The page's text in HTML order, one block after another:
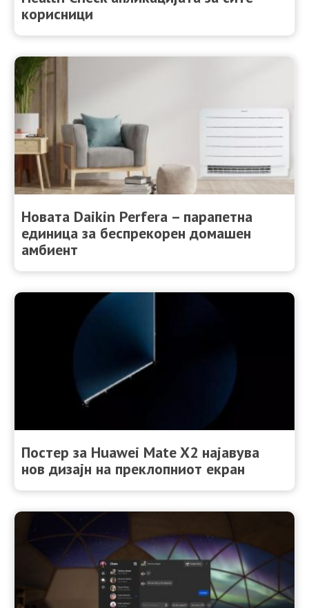
корисници
Новата Daikin Perfera – парапетна
единица за беспрекорен домашен
амбиент
Постер за Huawei Mate X2 најавува
нов дизајн на преклопниот екран